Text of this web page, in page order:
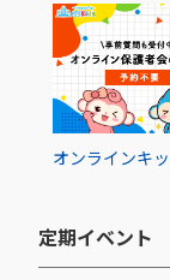
オンラインキ
定期イベント​